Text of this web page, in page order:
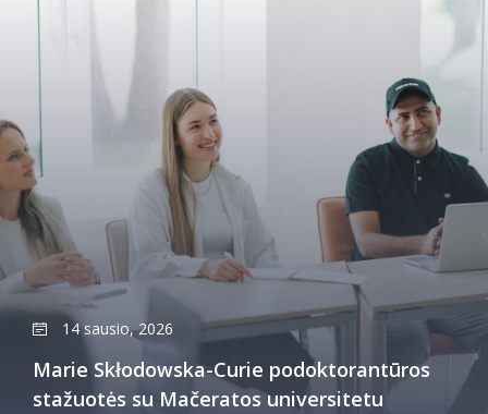
14 sausio, 2026
Marie Skłodowska-Curie podoktorantūros
stažuotės su Mačeratos universitetu